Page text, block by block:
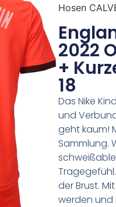
Hosen
2022
+
18
Das Nike
und
geht kaum!
Sammlung.
der Brust.
werden und